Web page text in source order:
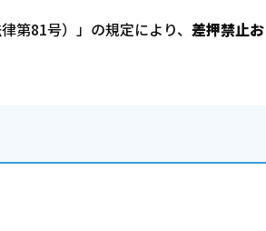
第81号）」の規定により、 差押禁止お